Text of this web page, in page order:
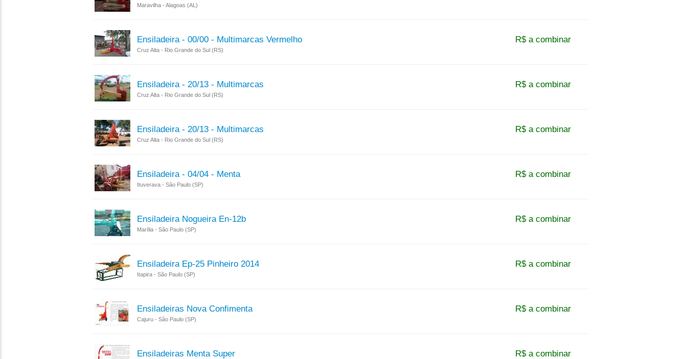
Maravilha - Alagoas (AL)
Ensiladeira - 00/00 - Multimarcas Vermelho
Cruz Alta - Rio Grande do Sul (RS)
R$ a combinar
Ensiladeira - 20/13 - Multimarcas
Cruz Alta - Rio Grande do Sul (RS)
R$ a combinar
Ensiladeira - 20/13 - Multimarcas
Cruz Alta - Rio Grande do Sul (RS)
R$ a combinar
Ensiladeira - 04/04 - Menta
Ituverava - São Paulo (SP)
R$ a combinar
Ensiladeira Nogueira En-12b
Marília - São Paulo (SP)
R$ a combinar
Ensiladeira Ep-25 Pinheiro 2014
Itapira - São Paulo (SP)
R$ a combinar
Ensiladeiras Nova Confimenta
Cajuru - São Paulo (SP)
R$ a combinar
Ensiladeiras Menta Super R$ a combinar